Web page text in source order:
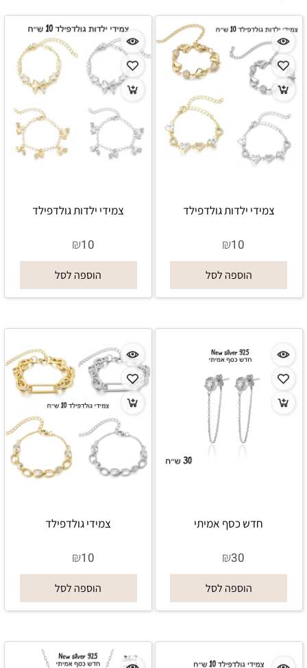
צמידי ילדות גולדפילד
₪10
הוספה לסל
צמידי ילדות גולדפילד
₪10
הוספה לסל
חדש כסף אמיתי
₪30
הוספה לסל
צמידי גולדפילד
₪10
הוספה לסל